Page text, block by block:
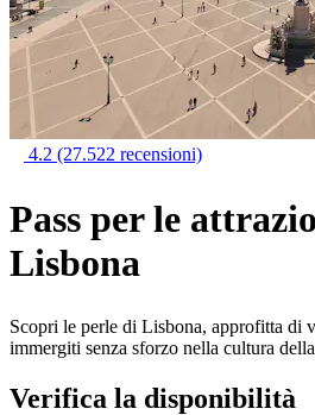
4.2 (27.522 recensioni)
Pass per le
Lisbona
Scopri le perle di Lisbona, approfitta di
immergiti senza sforzo nella cultura
Verifica la disponibilità